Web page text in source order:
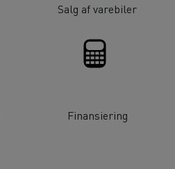
Salg af varebiler
Finansiering